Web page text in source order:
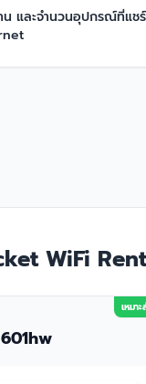
และจำนวนอุปกรณ์ที่แช
WiFi
เหมา